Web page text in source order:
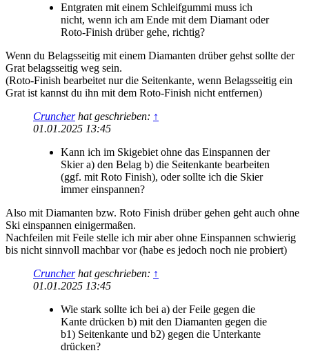
Entgraten mit einem Schleifgummi muss ich
nicht, wenn ich am Ende mit dem Diamant oder
Roto-Finish drüber gehe, richtig?
Wenn du Belagsseitig mit einem Diamanten drüber gehst sollte der
Grat belagsseitig weg sein.
(Roto-Finish bearbeitet nur die Seitenkante, wenn Belagsseitig ein
Grat ist kannst du ihn mit dem Roto-Finish nicht entfernen)
Cruncherhat geschrieben: ↑
01.01.2025 13:45
Kann ich im Skigebiet ohne das Einspannen der
Skier a) den Belag b) die Seitenkante bearbeiten
(ggf. mit Roto Finish), oder sollte ich die Skier
immer einspannen?
Also mit Diamanten bzw. Roto Finish drüber gehen geht auch ohne
Ski einspannen einigermaßen.
Nachfeilen mit Feile stelle ich mir aber ohne Einspannen schwierig
bis nicht sinnvoll machbar vor (habe es jedoch noch nie probiert)
Cruncherhat geschrieben: ↑
01.01.2025 13:45
Wie stark sollte ich bei a) der Feile gegen die
Kante drücken b) mit den Diamanten gegen die
b1) Seitenkante und b2) gegen die Unterkante
drücken?